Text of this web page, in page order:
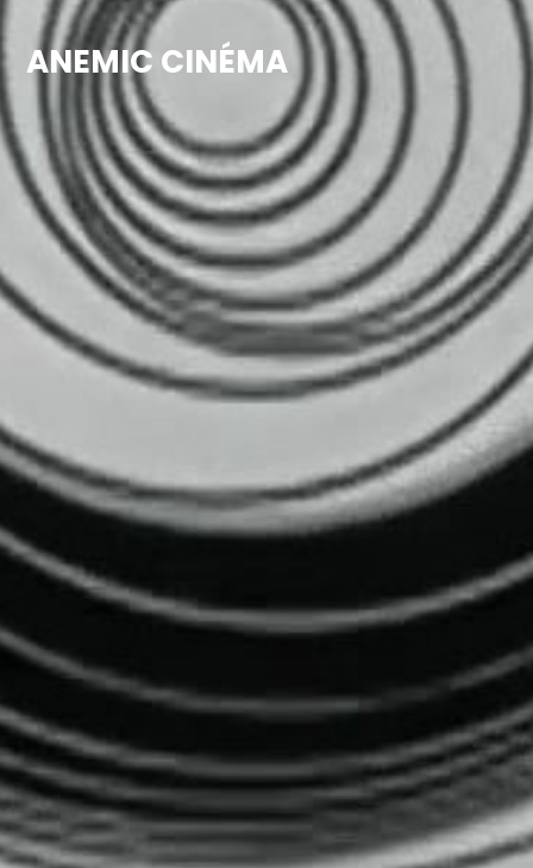
ANEMIC CINÉMA